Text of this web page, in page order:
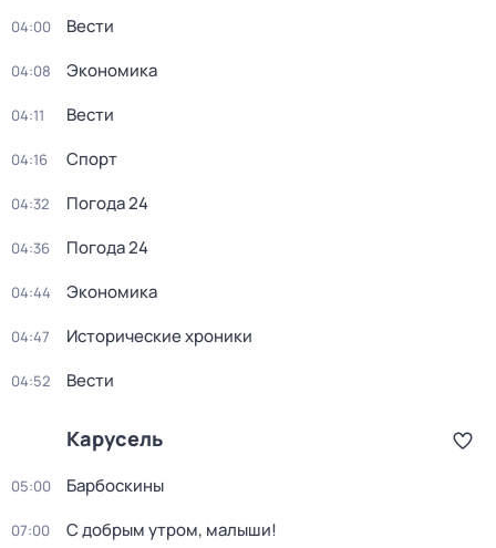
04:00 Вести
04:08 Экономика
04:11 Вести
04:16 Спорт
04:32 Погода 24
04:36 Погода 24
04:44 Экономика
04:47 Исторические хроники
04:52 Вести
Карусель
05:00 Барбоскины
07:00 С добрым утром, малыши!